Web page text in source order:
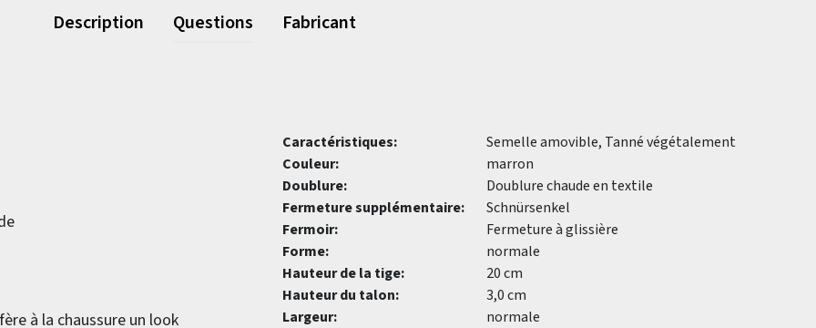
Description Questions Fabricant
à la chaussure un look
Caractéristiques:
Semelle amovible, Tanné végétalement
Couleur:
marron
Doublure:
Doublure chaude en textile
Fermeture supplémentaire:
Schnürsenkel
Fermoir:
Fermeture à glissière
Forme:
normale
Hauteur de la tige:
20 cm
Hauteur du talon:
3,0 cm
Largeur:
normale